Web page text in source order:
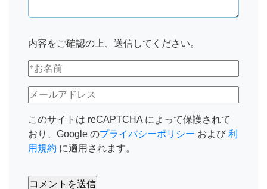
内容をご確認の上、送信してください。
このサイトは reCAPTCHA によって保護されて
おり、Google のプライバシーポリシー および 利
用規約 に適用されます。